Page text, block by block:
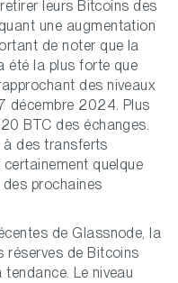
leurs Bitcoins des
une augmentation
de noter que la
été la plus forte que
des niveaux
décembre 2024. Plus
BTC des échanges.
à des transferts
quelque
prochaines
de Glassnode, la
réserves de Bitcoins
Le niveau